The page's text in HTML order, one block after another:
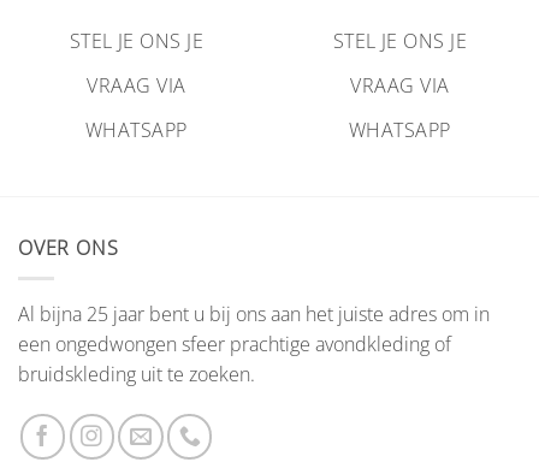
STEL JE ONS JE
VRAAG VIA
WHATSAPP
STEL JE ONS JE
VRAAG VIA
WHATSAPP
OVER ONS
Al bijna 25 jaar bent u bij ons aan het juiste adres om in
een ongedwongen sfeer prachtige avondkleding of
bruidskleding uit te zoeken.